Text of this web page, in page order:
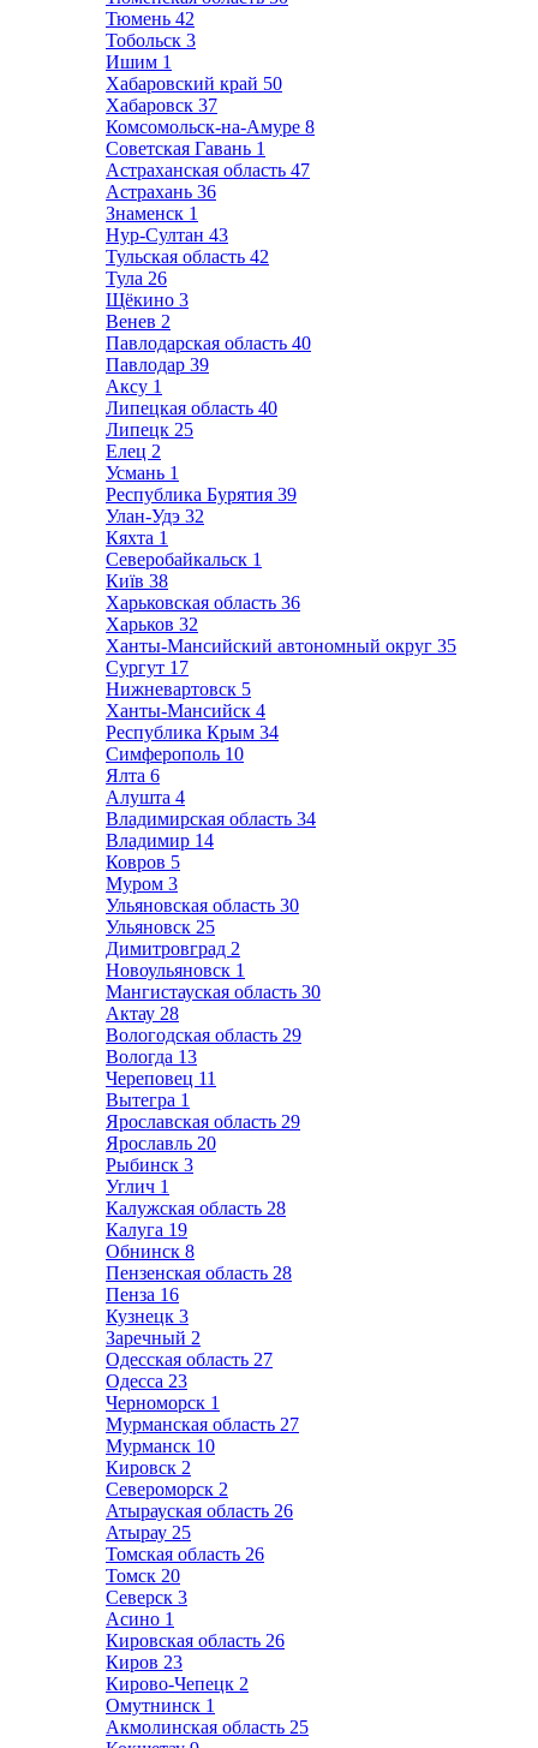
Тюмень 42
Тобольск 3
Ишим 1
Хабаровский край 50
Хабаровск 37
Комсомольск-на-Амуре 8
Советская Гавань 1
Астраханская область 47
Астрахань 36
Знаменск 1
Нур-Султан 43
Тульская область 42
Тула 26
Щёкино 3
Венев 2
Павлодарская область 40
Павлодар 39
Аксу 1
Липецкая область 40
Липецк 25
Елец 2
Усмань 1
Республика Бурятия 39
Улан-Удэ 32
Кяхта 1
Северобайкальск 1
Київ 38
Харьковская область 36
Харьков 32
Ханты-Мансийский автономный округ 35
Сургут 17
Нижневартовск 5
Ханты-Мансийск 4
Республика Крым 34
Симферополь 10
Ялта 6
Алушта 4
Владимирская область 34
Владимир 14
Ковров 5
Муром 3
Ульяновская область 30
Ульяновск 25
Димитровград 2
Новоульяновск 1
Мангистауская область 30
Актау 28
Вологодская область 29
Вологда 13
Череповец 11
Вытегра 1
Ярославская область 29
Ярославль 20
Рыбинск 3
Углич 1
Калужская область 28
Калуга 19
Обнинск 8
Пензенская область 28
Пенза 16
Кузнецк 3
Заречный 2
Одесская область 27
Одесса 23
Черноморск 1
Мурманская область 27
Мурманск 10
Кировск 2
Североморск 2
Атырауская область 26
Атырау 25
Томская область 26
Томск 20
Северск 3
Асино 1
Кировская область 26
Киров 23
Кирово-Чепецк 2
Омутнинск 1
Акмолинская область 25